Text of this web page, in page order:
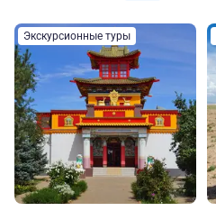
Экскурсионные туры